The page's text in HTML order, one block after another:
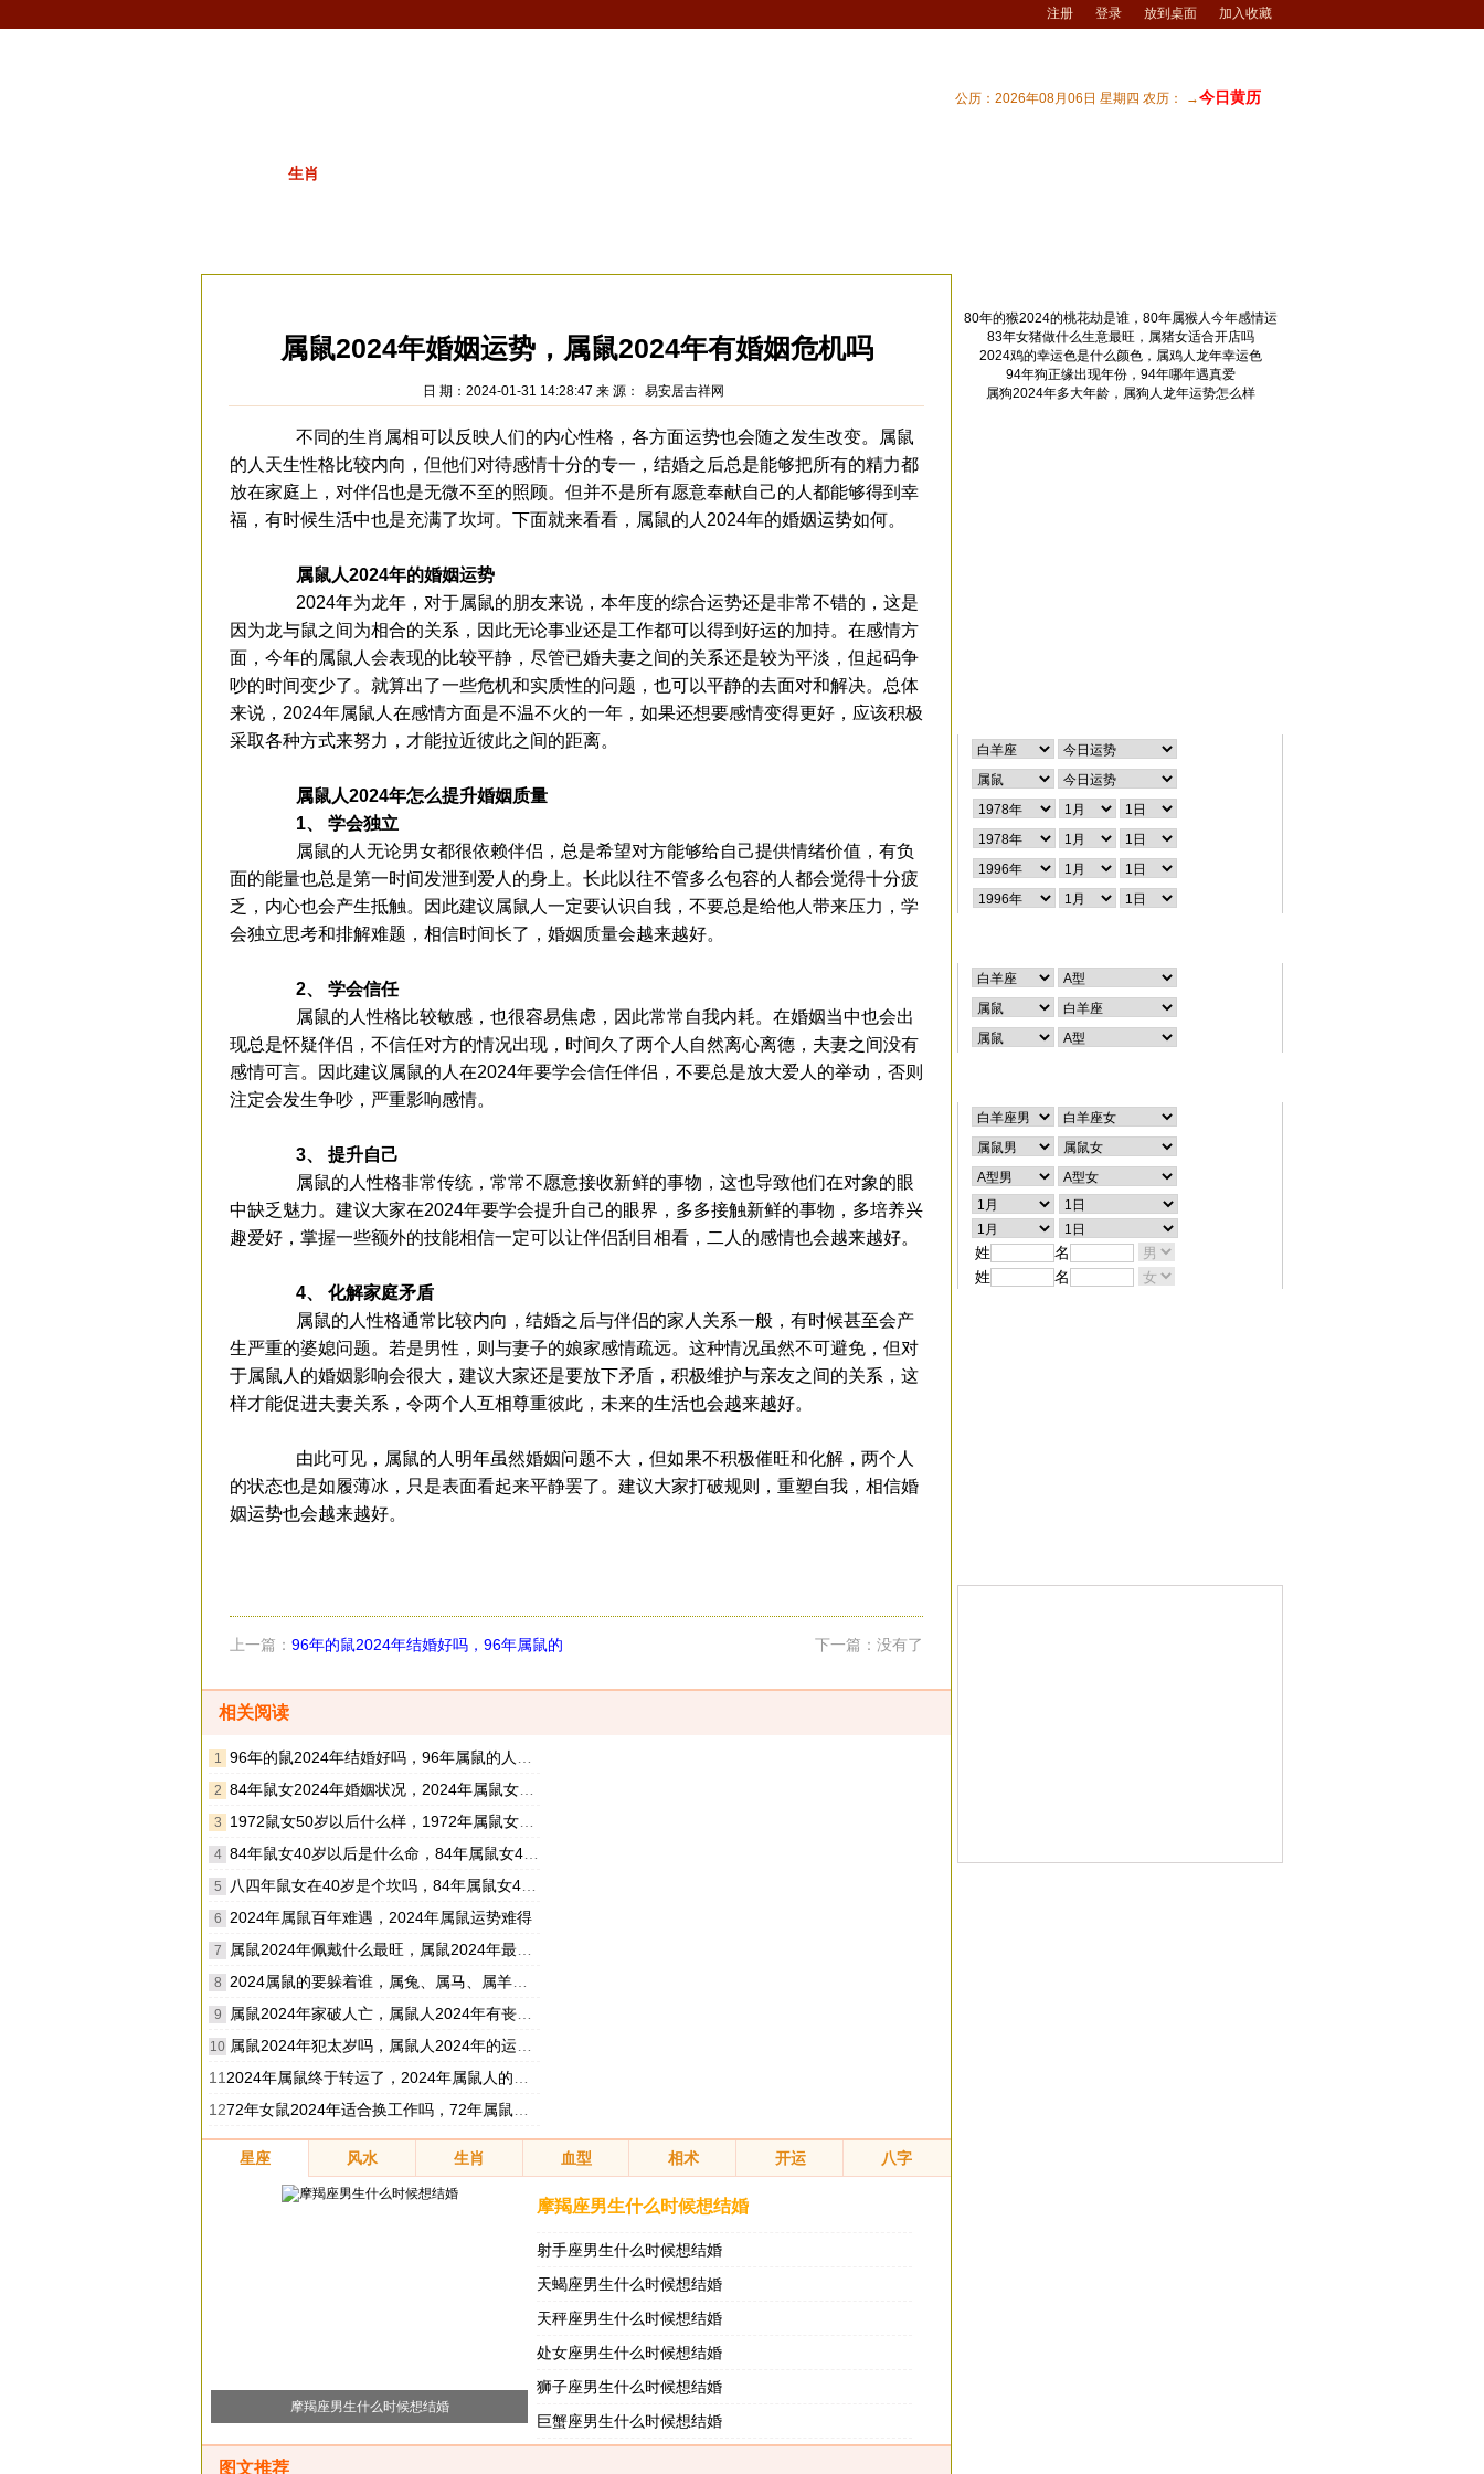
加入收藏
放到桌面
登录
注册
公历：2026年08月06日 星期四 农历： →今日黄历
生肖
属鼠2024年婚姻运势，属鼠2024年有婚姻危机吗
日 期：2024-01-31 14:28:47 来 源： 易安居吉祥网
不同的生肖属相可以反映人们的内心性格，各方面运势也会随之发生改变。属鼠
的人天生性格比较内向，但他们对待感情十分的专一，结婚之后总是能够把所有的精力都
放在家庭上，对伴侣也是无微不至的照顾。但并不是所有愿意奉献自己的人都能够得到幸
福，有时候生活中也是充满了坎坷。下面就来看看，属鼠的人2024年的婚姻运势如何。
属鼠人2024年的婚姻运势
2024年为龙年，对于属鼠的朋友来说，本年度的综合运势还是非常不错的，这是
因为龙与鼠之间为相合的关系，因此无论事业还是工作都可以得到好运的加持。在感情方
面，今年的属鼠人会表现的比较平静，尽管已婚夫妻之间的关系还是较为平淡，但起码争
吵的时间变少了。就算出了一些危机和实质性的问题，也可以平静的去面对和解决。总体
来说，2024年属鼠人在感情方面是不温不火的一年，如果还想要感情变得更好，应该积极
采取各种方式来努力，才能拉近彼此之间的距离。
属鼠人2024年怎么提升婚姻质量
1、 学会独立
属鼠的人无论男女都很依赖伴侣，总是希望对方能够给自己提供情绪价值，有负
面的能量也总是第一时间发泄到爱人的身上。长此以往不管多么包容的人都会觉得十分疲
乏，内心也会产生抵触。因此建议属鼠人一定要认识自我，不要总是给他人带来压力，学
会独立思考和排解难题，相信时间长了，婚姻质量会越来越好。
2、 学会信任
属鼠的人性格比较敏感，也很容易焦虑，因此常常自我内耗。在婚姻当中也会出
现总是怀疑伴侣，不信任对方的情况出现，时间久了两个人自然离心离德，夫妻之间没有
感情可言。因此建议属鼠的人在2024年要学会信任伴侣，不要总是放大爱人的举动，否则
注定会发生争吵，严重影响感情。
3、 提升自己
属鼠的人性格非常传统，常常不愿意接收新鲜的事物，这也导致他们在对象的眼
中缺乏魅力。建议大家在2024年要学会提升自己的眼界，多多接触新鲜的事物，多培养兴
趣爱好，掌握一些额外的技能相信一定可以让伴侣刮目相看，二人的感情也会越来越好。
4、 化解家庭矛盾
属鼠的人性格通常比较内向，结婚之后与伴侣的家人关系一般，有时候甚至会产
生严重的婆媳问题。若是男性，则与妻子的娘家感情疏远。这种情况虽然不可避免，但对
于属鼠人的婚姻影响会很大，建议大家还是要放下矛盾，积极维护与亲友之间的关系，这
样才能促进夫妻关系，令两个人互相尊重彼此，未来的生活也会越来越好。
由此可见，属鼠的人明年虽然婚姻问题不大，但如果不积极催旺和化解，两个人
的状态也是如履薄冰，只是表面看起来平静罢了。建议大家打破规则，重塑自我，相信婚
姻运势也会越来越好。
上一篇： 96年的鼠2024年结婚好吗，96年属鼠的
人2024年适合结婚吗
下一篇：没有了
相关阅读
1 96年的鼠2024年结婚好吗，96年属鼠的人2024年适合结婚吗
2 84年鼠女2024年婚姻状况，2024年属鼠女婚姻运势如何
3 1972鼠女50岁以后什么样，1972年属鼠女50岁后运势
4 84年鼠女40岁以后是什么命，84年属鼠女40岁后运势如何
5 八四年鼠女在40岁是个坎吗，84年属鼠女40岁的运势怎么样
6 2024年属鼠百年难遇，2024年属鼠运势难得
7 属鼠2024年佩戴什么最旺，属鼠2024年最适合戴什么饰品
8 2024属鼠的要躲着谁，属兔、属马、属羊、属鸡
9 属鼠2024年家破人亡，属鼠人2024年有丧事吗
10 属鼠2024年犯太岁吗，属鼠人2024年的运势怎样
11 2024年属鼠终于转运了，2024年属鼠人的运势怎么样
1272年女鼠2024年适合换工作吗，72年属鼠女今年可以换工作吗
星座 风水 生肖 血型 相术 开运 八字
摩羯座男生什么时候想结婚
摩羯座男生什么时候想结婚
射手座男生什么时候想结婚
天蝎座男生什么时候想结婚
天秤座男生什么时候想结婚
处女座男生什么时候想结婚
狮子座男生什么时候想结婚
巨蟹座男生什么时候想结婚
图文推荐
80年的猴2024的桃花劫是谁，80年属猴人今年感情运
83年女猪做什么生意最旺，属猪女适合开店吗
2024鸡的幸运色是什么颜色，属鸡人龙年幸运色
94年狗正缘出现年份，94年哪年遇真爱
属狗2024年多大年龄，属狗人龙年运势怎么样
姓
名
姓
名